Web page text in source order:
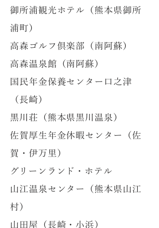
御所浦観光ホテル（熊本県御所
浦町）
高森ゴルフ倶楽部（南阿蘇）
高森温泉館（南阿蘇）
国民年金保養センター口之津
（長崎）
黒川荘（熊本県黒川温泉）
佐賀厚生年金休暇センター（佐
賀・伊万里）
グリーンランド・ホテル
山江温泉センター（熊本県山江
村）
山田屋（長崎・小浜）